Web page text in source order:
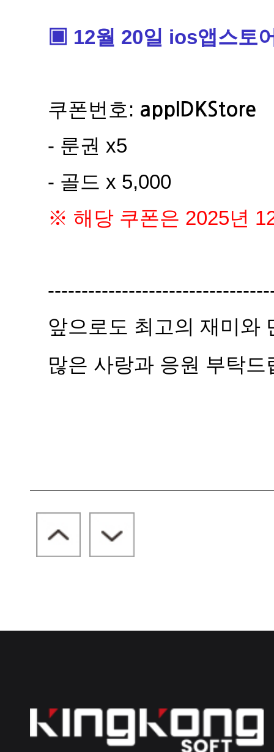
▣ 12월 20일 ios앱스토
쿠폰번호: appIDKStore
- 룬권 x5
- 골드 x 5,000
※ 해당 쿠폰은 2025년
앞으로도 최고의 재미와
많은 사랑과 응원 부탁드